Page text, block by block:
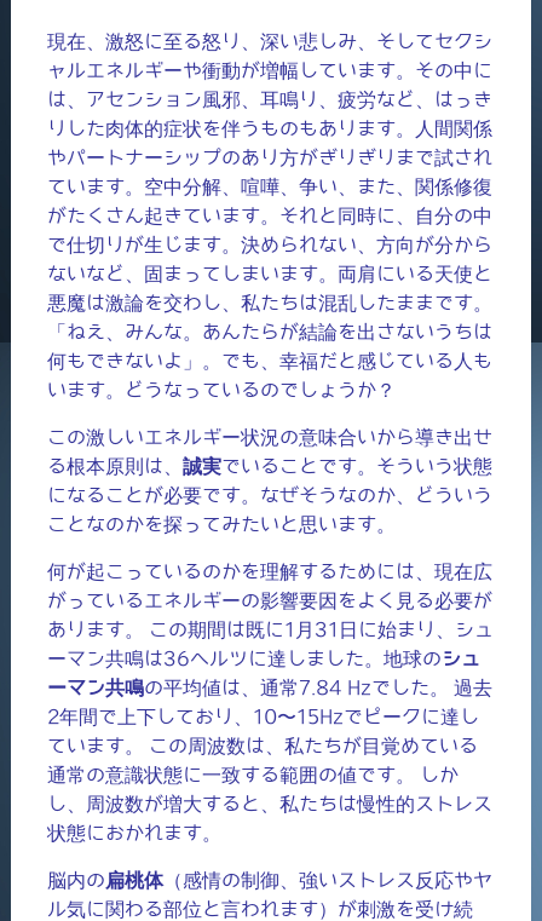
現在、激怒に至る怒り、深い悲しみ、そしてセクシ
ャルエネルギーや衝動が増幅しています。その中に
は、アセンション風邪、耳鳴り、疲労など、はっき
りした肉体的症状を伴うものもあります。人間関係
やパートナーシップのあり方がぎりぎりまで試され
ています。空中分解、喧嘩、争い、また、関係修復
がたくさん起きています。それと同時に、自分の中
で仕切りが生じます。決められない、方向が分から
ないなど、固まってしまいます。両肩にいる天使と
悪魔は激論を交わし、私たちは混乱したままです。
「ねえ、みんな。あんたらが結論を出さないうちは
何もできないよ」。でも、幸福だと感じている人も
います。どうなっているのでしょうか？
この激しいエネルギー状況の意味合いから導き出せ
る根本原則は、 誠実でいることです。そういう状態
になることが必要です。なぜそうなのか、どういう
ことなのかを探ってみたいと思います。
何が起こっているのかを理解するためには、現在広
がっているエネルギーの影響要因をよく見る必要が
あります。 この期間は既に1月31日に始まり、シュ
ーマン共鳴は36ヘルツに達しました。地球のシュ
ーマン共鳴の平均値は、通常7.84 Hzでした。 過去
2年間で上下しており、10〜15Hzでピークに達し
ています。 この周波数は、私たちが目覚めている
通常の意識状態に一致する範囲の値です。 しか
し、周波数が増大すると、私たちは慢性的ストレス
状態におかれます。
脳内の扁桃体（感情の制御、強いストレス反応やヤ
ル気に関わる部位と言われます）が刺激を受け続